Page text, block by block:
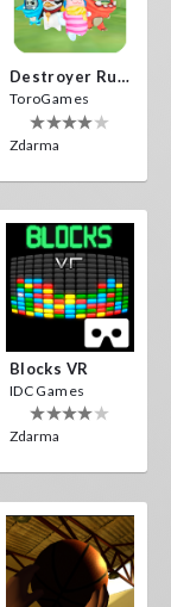
Destroyer Run VR
ToroGames
Zdarma
Blocks VR
IDC Games
Zdarma